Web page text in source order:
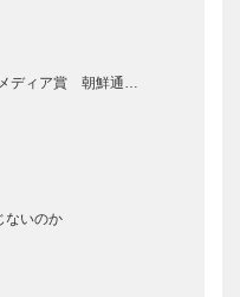
メディア賞 朝鮮通…
ないのか